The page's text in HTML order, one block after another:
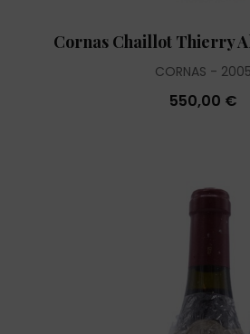
Cornas Chaillot Thierry
CORNAS 2005
550,00 €